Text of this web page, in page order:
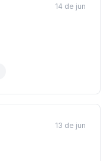
14 de jun
13 de jun